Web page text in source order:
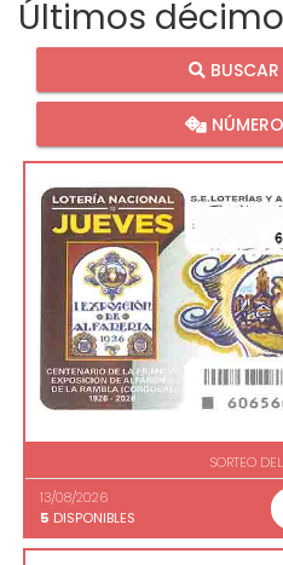
Últimos
BUSCAR
SORTEO
13/08/2026
5 DISPONIBLES